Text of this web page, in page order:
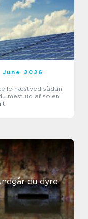
June 2026
næstved sådan
mest ud af solen